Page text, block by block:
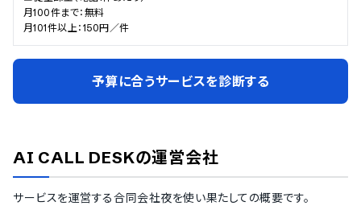
月100件まで：無料
月101件以上：150円／件
予算に合うサービスを診断する
AI CALL DESKの運営会社
サービスを運営する合同会社夜を使い果たして の概要です。